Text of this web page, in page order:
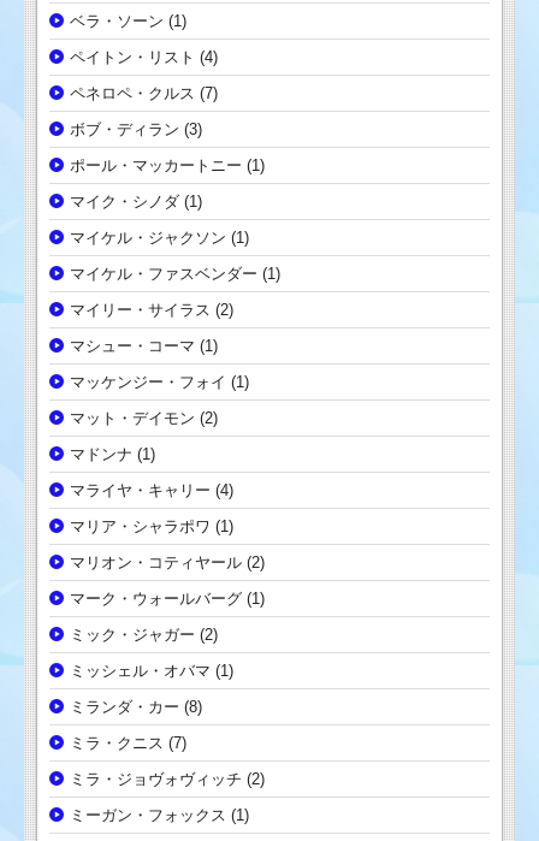
ベラ・ソーン (1)
ペイトン・リスト (4)
ペネロペ・クルス (7)
ボブ・ディラン (3)
ポール・マッカートニー (1)
マイク・シノダ (1)
マイケル・ジャクソン (1)
マイケル・ファスベンダー (1)
マイリー・サイラス (2)
マシュー・コーマ (1)
マッケンジー・フォイ (1)
マット・デイモン (2)
マドンナ (1)
マライヤ・キャリー (4)
マリア・シャラポワ (1)
マリオン・コティヤール (2)
マーク・ウォールバーグ (1)
ミック・ジャガー (2)
ミッシェル・オバマ (1)
ミランダ・カー (8)
ミラ・クニス (7)
ミラ・ジョヴォヴィッチ (2)
ミーガン・フォックス (1)